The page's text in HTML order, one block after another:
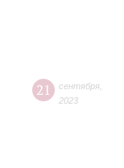
21 сентября
2023